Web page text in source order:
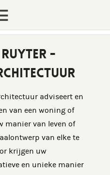
-
adviseert en
van een woning of
manier van leven of
van elke te
krijgen uw
en unieke manier